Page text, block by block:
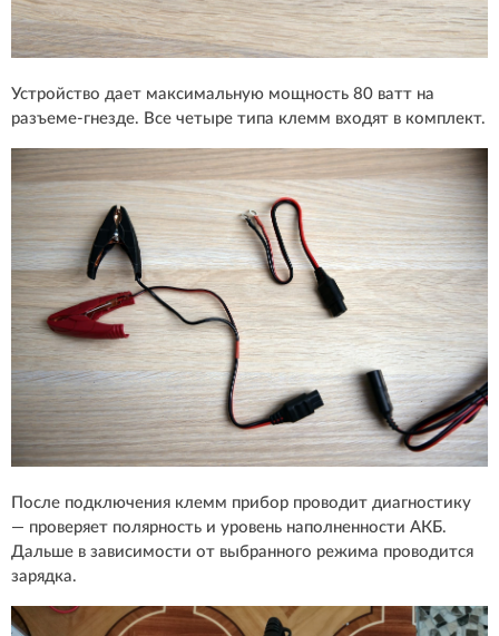
Устройство дает максимальную мощность 80 ватт на
разъеме-гнезде. Все четыре типа клемм входят в комплект.
После подключения клемм прибор проводит диагностику
— проверяет полярность и уровень наполненности АКБ.
Дальше в зависимости от выбранного режима проводится
зарядка.